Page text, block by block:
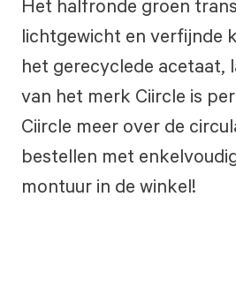
Het halfronde groen
lichtgewicht en verfijnde
het gerecyclede acetaat,
van het merk Ciircle is
Ciircle meer over de
bestellen met
montuur in de winkel!